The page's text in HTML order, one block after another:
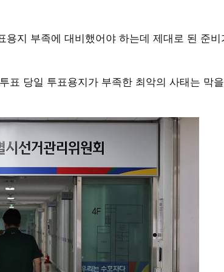
지 부족에 대비했어야 하는데 제대로 된 준
표 당일 투표용지가 부족한 최악의 사태는 막